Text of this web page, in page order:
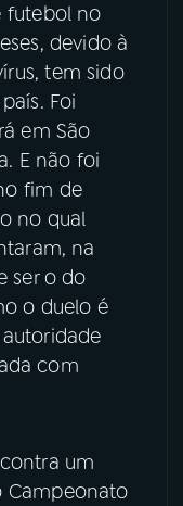
futebol no
devido à
tem sido
Foi
em São
E não foi
fim de
no qual
na
ser o do
o duelo é
com
um
Campeonato